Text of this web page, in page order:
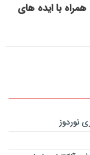
با ایده های